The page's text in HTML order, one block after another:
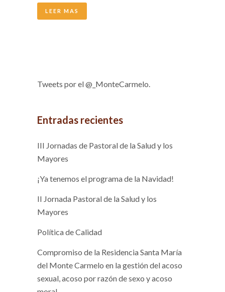
LEER MAS
Tweets por el @_MonteCarmelo.
Entradas recientes
III Jornadas de Pastoral de la Salud y los
Mayores
¡Ya tenemos el programa de la Navidad!
II Jornada Pastoral de la Salud y los
Mayores
Política de Calidad
Compromiso de la Residencia Santa María
del Monte Carmelo en la gestión del acoso
sexual, acoso por razón de sexo y acoso